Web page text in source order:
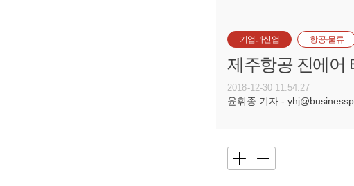
기업과산업 항공·물류
제주항공 진에어
2018-12-30 11:54:27
윤휘종 기자 -